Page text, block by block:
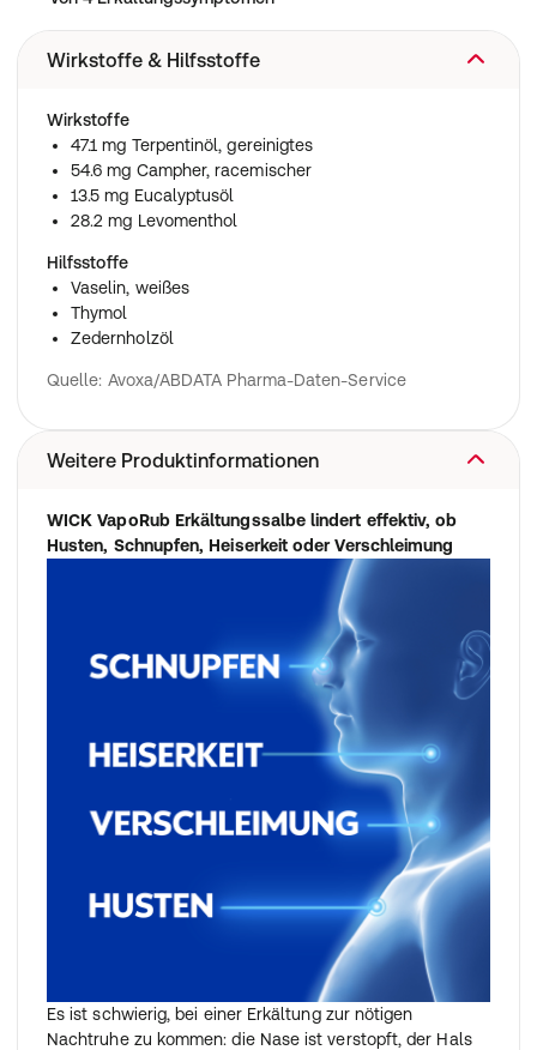
Wirkstoffe & Hilfsstoffe
Wirkstoffe
47.1 mg Terpentinöl, gereinigtes
54.6 mg Campher, racemischer
13.5 mg Eucalyptusöl
28.2 mg Levomenthol
Hilfsstoffe
Vaselin, weißes
Thymol
Zedernholzöl
Quelle: Avoxa/ABDATA Pharma-Daten-Service
Weitere Produktinformationen
WICK VapoRub Erkältungssalbe lindert effektiv, ob
Husten, Schnupfen, Heiserkeit oder Verschleimung
Es ist schwierig, bei einer Erkältung zur nötigen
Nachtruhe zu kommen: die Nase ist verstopft, der Hals